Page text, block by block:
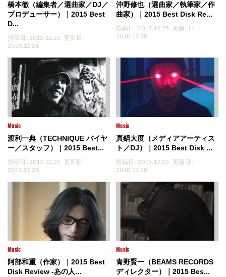
橋本徹（編集者／選曲家／DJ／
プロデューサー）｜2015 Best
D...
投稿日 : 2015.12.25 更新日 :
2018.12.28
沖野修也（選曲家／執筆家／作
曲家）｜2015 Best Disk Re...
投稿日 : 2015.12.25 更新日 :
2018.12.28
Music
渡利一典（TECHNIQUE バイヤ
ー／スタッフ）｜2015 Best...
投稿日 : 2015.12.25 更新日 :
2018.12.28
Music
真鍋大度（メディアアーティス
ト／DJ）｜2015 Best Disk ...
投稿日 : 2015.12.25 更新日 :
2018.12.28
Music
阿部和重（作家）｜2015 Best
Disk Review -あの人...
Music
青野賢一（BEAMS RECORDS
ディレクター）｜2015 Bes...